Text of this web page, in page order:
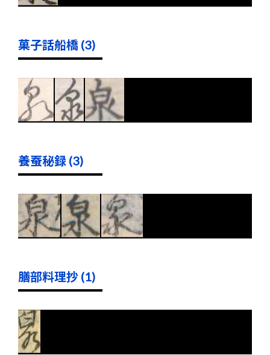
菓子話船橋 (3)
養蚕秘録 (3)
膳部料理抄 (1)